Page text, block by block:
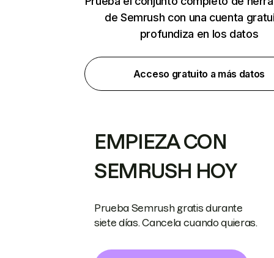
de Semrush con una cuenta
profundiza en los datos
Acceso gratuito a más datos
EMPIEZA CON
SEMRUSH HOY
Prueba Semrush gratis durante
siete días. Cancela cuando quieras.